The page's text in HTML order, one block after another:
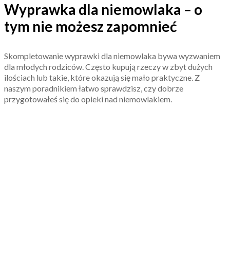
Wyprawka dla niemowlaka – o
tym nie możesz zapomnieć
Skompletowanie wyprawki dla niemowlaka bywa wyzwaniem
dla młodych rodziców. Często kupują rzeczy w zbyt dużych
ilościach lub takie, które okazują się mało praktyczne. Z
naszym poradnikiem łatwo sprawdzisz, czy dobrze
przygotowałeś się do opieki nad niemowlakiem.